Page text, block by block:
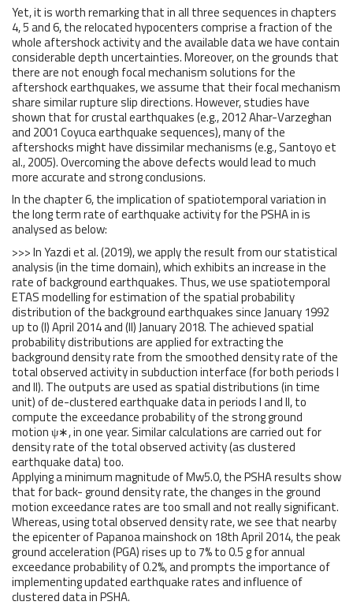
Yet, it is worth remarking that in all three sequences in chapters
4, 5 and 6, the relocated hypocenters comprise a fraction of the
whole aftershock activity and the available data we have contain
considerable depth uncertainties. Moreover, on the grounds that
there are not enough focal mechanism solutions for the
aftershock earthquakes, we assume that their focal mechanism
share similar rupture slip directions. However, studies have
shown that for crustal earthquakes (e.g., 2012 Ahar-Varzeghan
and 2001 Coyuca earthquake sequences), many of the
aftershocks might have dissimilar mechanisms (e.g., Santoyo et
al., 2005). Overcoming the above defects would lead to much
more accurate and strong conclusions.
In the chapter 6, the implication of spatiotemporal variation in
the long term rate of earthquake activity for the PSHA in is
analysed as below:
>>> In Yazdi et al. (2019), we apply the result from our statistical
analysis (in the time domain), which exhibits an increase in the
rate of background earthquakes. Thus, we use spatiotemporal
ETAS modelling for estimation of the spatial probability
distribution of the background earthquakes since January 1992
up to (I) April 2014 and (II) January 2018. The achieved spatial
probability distributions are applied for extracting the
background density rate from the smoothed density rate of the
total observed activity in subduction interface (for both periods I
and II). The outputs are used as spatial distributions (in time
unit) of de-clustered earthquake data in periods I and II, to
compute the exceedance probability of the strong ground
motion ψ∗, in one year. Similar calculations are carried out for
density rate of the total observed activity (as clustered
earthquake data) too.
Applying a minimum magnitude of Mw5.0, the PSHA results show
that for back- ground density rate, the changes in the ground
motion exceedance rates are too small and not really significant.
Whereas, using total observed density rate, we see that nearby
the epicenter of Papanoa mainshock on 18th April 2014, the peak
ground acceleration (PGA) rises up to 7% to 0.5 g for annual
exceedance probability of 0.2%, and prompts the importance of
implementing updated earthquake rates and influence of
clustered data in PSHA.